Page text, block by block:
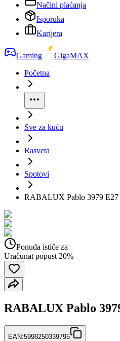
Načini plaćanja
Isporuka
Karijera
Gaming
GigaMAX
Početna
Sve za kuću
Rasveta
Spotovi
RABALUX Pablo 3979 E27
Ponuda ističe za
Uračunat popust 20%
RABALUX Pablo
EAN:5998250339795